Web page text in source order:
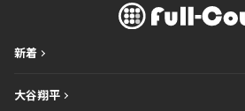
新着
大谷翔平